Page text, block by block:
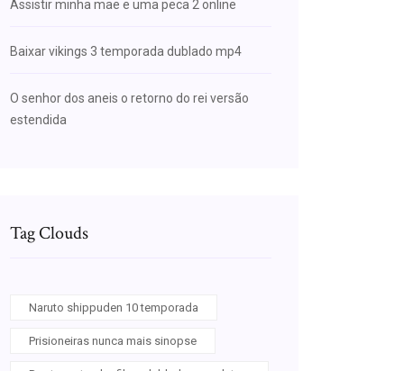
Assistir minha mae e uma peca 2 online
Baixar vikings 3 temporada dublado mp4
O senhor dos aneis o retorno do rei versão
estendida
Tag Clouds
Naruto shippuden 10 temporada
Prisioneiras nunca mais sinopse